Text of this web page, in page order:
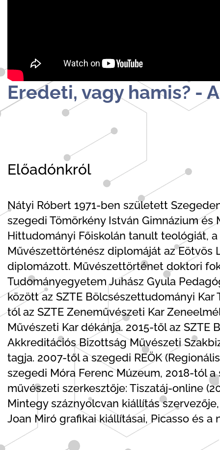
Eredeti, vagy hamis? -
Előadónkról
Nátyi Róbert 1971-ben született
szegedi Tömörkény István Gimnázium és
Hittudományi Főiskolán tanult teológiát,
Művészettörténész diplomáját az
diplomázott. Művészettörténet doktori
Tudományegyetem Juhász Gyula
között az SZTE Bölcsészettudományi
tól az SZTE Zeneművészeti Kar
Művészeti Kar dékánja. 2015-től az SZTE
Akkreditációs Bizottság Művészeti
tagja. 2007-től a szegedi REÖK
szegedi Móra Ferenc Múzeum, 2018-tól
művészeti szerkesztője: Tiszatáj-online
Mintegy száznyolcvan kiállítás
Joan Miró grafikai kiállításai, Picasso és a